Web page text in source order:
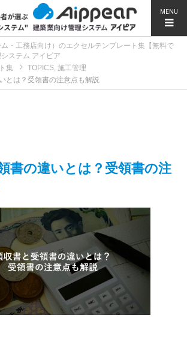
MENU
・工務店向け）のエクセルテンプレート集【無料で
ステム アイピア
集
TOPICS, 施工管理
とは？受領書の注意点も解説
書の違いとは？受領書の注